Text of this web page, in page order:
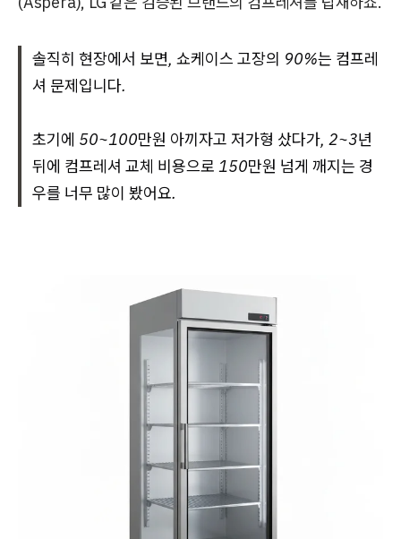
솔직히 현장에서 보면, 쇼케이스 고장의 90%는 컴프레
셔 문제입니다.
초기에 50~100만원 아끼자고 저가형 샀다가, 2~3년
뒤에 컴프레셔 교체 비용으로 150만원 넘게 깨지는 경
우를 너무 많이 봤어요.